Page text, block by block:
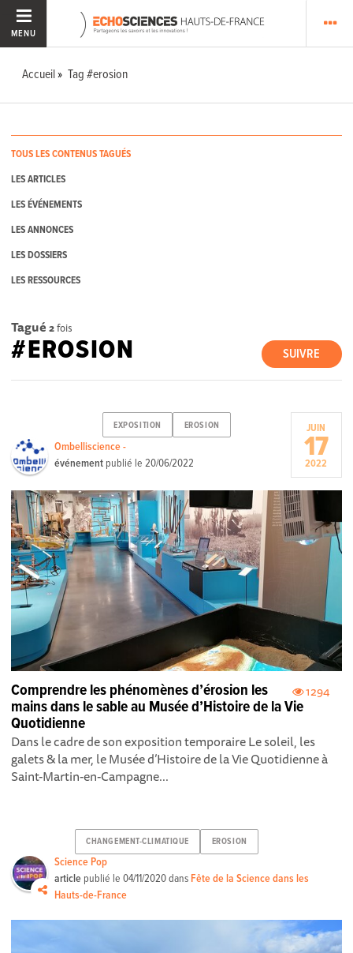
MENU
Accueil Tag #erosion
TOUS LES CONTENUS TAGUÉS
LES ARTICLES
LES ÉVÉNEMENTS
LES ANNONCES
LES DOSSIERS
LES RESSOURCES
Tagué 2fois
SUIVRE
#EROSION
EXPOSITION EROSION
Ombelliscience -
événement publié le20/06/2022
JUIN
17
2022
1294
Comprendre les phénomènes d’érosion les
mains dans le sable au Musée d’Histoire de la Vie
Quotidienne
Dans le cadre de son exposition temporaire Le soleil, les
galets & la mer, le Musée d’Histoire de la Vie Quotidienne à
Saint-Martin-en-Campagne...
CHANGEMENT-CLIMATIQUE EROSION
Science Pop
article publié le04/11/2020dans Fête de la Science dans les
Hauts-de-France